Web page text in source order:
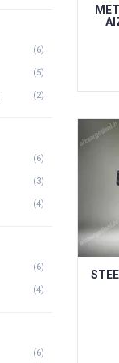
(6)
(5)
(2)
(6)
(3)
(4)
(6)
(4)
(6)